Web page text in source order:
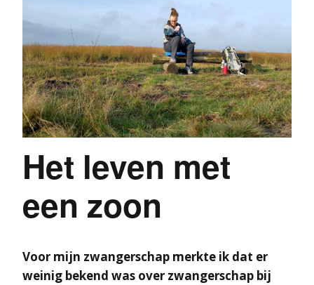
Het leven met
een zoon
Voor mijn zwangerschap merkte ik dat er
weinig bekend was over zwangerschap bij